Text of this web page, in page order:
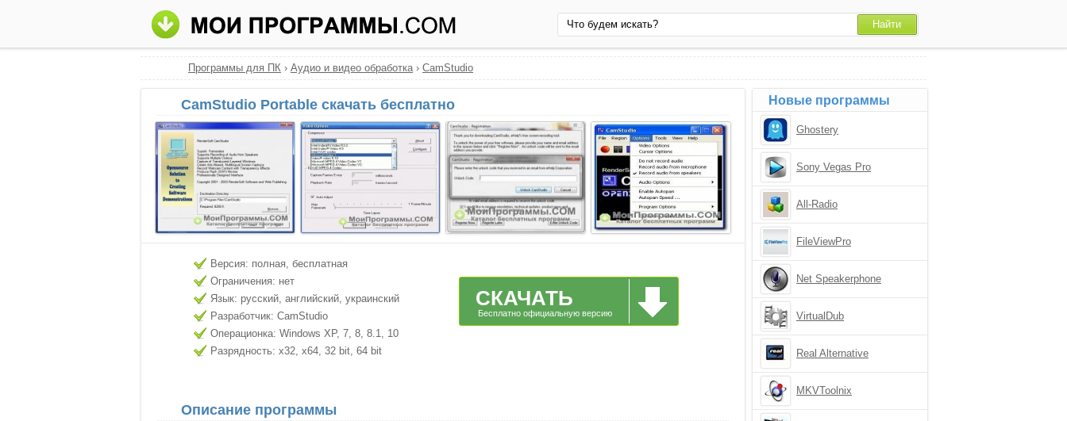
Программы для ПК › Аудио и видео обработка› CamStudio
CamStudio Portable скачать бесплатно
Версия: полная, бесплатная
Ограничения: нет
Язык: русский, английский, украинский
Разработчик: CamStudio
Операционка: Windows XP, 7, 8, 8.1, 10
Разрядность: x32, x64, 32 bit, 64 bit
СКАЧАТЬ
Бесплатно официальную версию
Описание программы
Новые программы
Ghostery
Sony Vegas Pro
All-Radio
FileViewPro
Net Speakerphone
VirtualDub
Real Alternative
MKVToolnix